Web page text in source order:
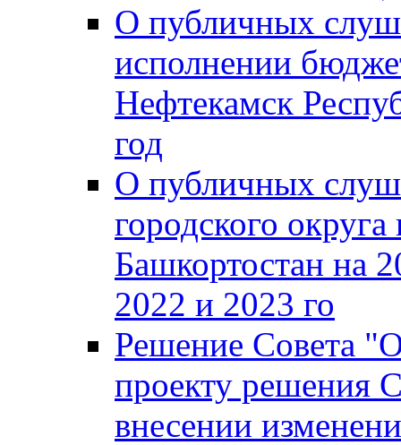
О публичных
исполнении
Нефтекамск
год
О публичных
городского
Башкортостан на
2022 и 2023 го
Решение Совета
проекту решения
внесении